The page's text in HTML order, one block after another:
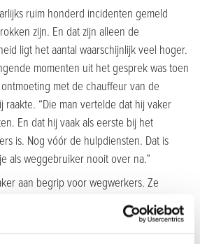
ruim honderd incidenten gemeld
zijn. En dat zijn alleen de
ligt het aantal waarschijnlijk veel hoger.
momenten uit het gesprek was toen
met de chauffeur van de
raakte. “Die man vertelde dat hij vaker
En dat hij vaak als eerste bij het
is. Nog vóór de hulpdiensten. Dat is
als weggebruiker nooit over na.”
aan begrip voor wegwerkers. Ze
oorzaak voor file. “Ze staan alleen maar
aanwezige dan. Maar wegwerkers zorgen
nu en straks veilig over de weg kan